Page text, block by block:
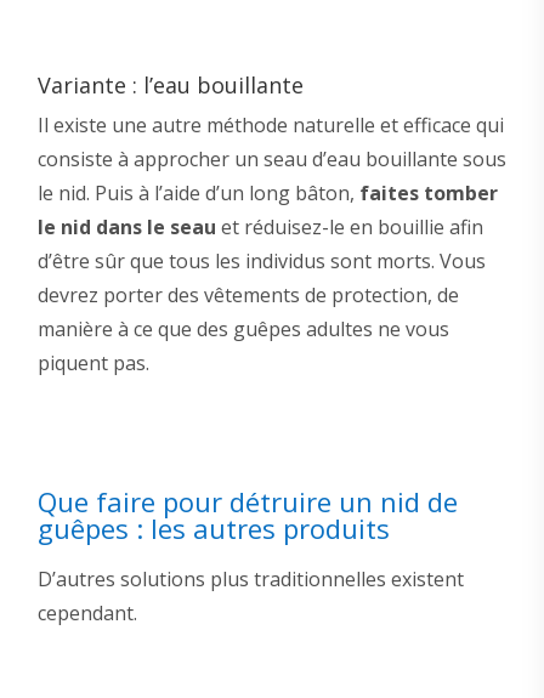
Variante : l’eau bouillante
Il existe une autre méthode naturelle et efficace qui
consiste à approcher un seau d’eau bouillante sous
le nid. Puis à l’aide d’un long bâton, faites tomber
le nid dans le seau et réduisez-le en bouillie afin
d’être sûr que tous les individus sont morts. Vous
devrez porter des vêtements de protection, de
manière à ce que des guêpes adultes ne vous
piquent pas.
Que faire pour détruire un nid de
guêpes : les autres produits
D’autres solutions plus traditionnelles existent
cependant.